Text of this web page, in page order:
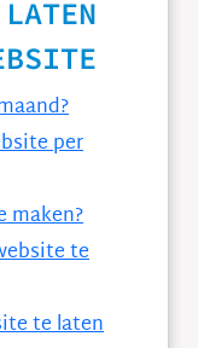
per
maken?
te
te laten